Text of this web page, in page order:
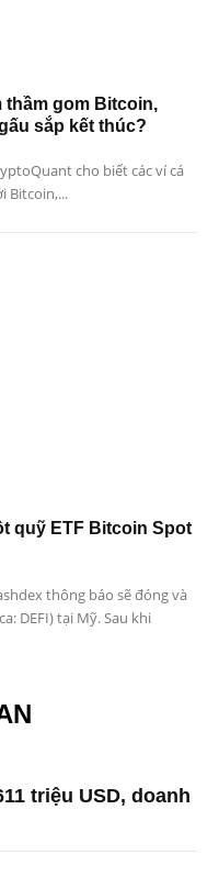
thầm gom Bitcoin,
sắp kết thúc?
cho biết các ví cá
Bitcoin,...
quỹ ETF Bitcoin Spot
thông báo sẽ đóng và
DEFI) tại Mỹ. Sau khi
triệu USD, doanh